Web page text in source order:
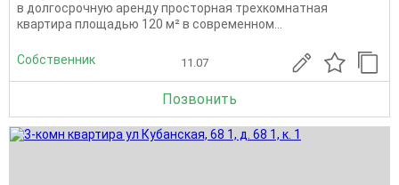
в долгосрочную аренду просторная трехкомнатная
квартира площадью 120 м² в современном...
Собственник 11.07
Позвонить